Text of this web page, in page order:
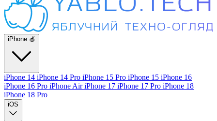
iPhone 🍏
iPhone 14 iPhone 14 Pro iPhone 15 Pro iPhone 15 iPhone 16
iPhone 16 Pro iPhone AiriPhone 17 iPhone 17 Pro iPhone 18
iPhone 18 Pro
iOS